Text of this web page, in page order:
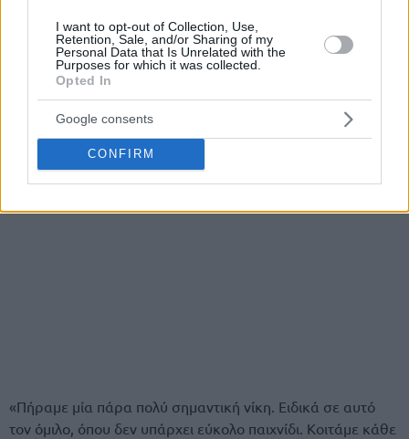
I want to opt-out of Collection, Use,
Retention, Sale, and/or Sharing of my
Personal Data that Is Unrelated with the
Purposes for which it was collected.
Opted In
Google consents
CONFIRM
«Πήραμε μία πάρα πολύ σημαντική νίκη. Ειδικά σε αυτό
τον όμιλο, όπου δεν υπάρχει εύκολο παιχνίδι. Κοιτάμε κάθε